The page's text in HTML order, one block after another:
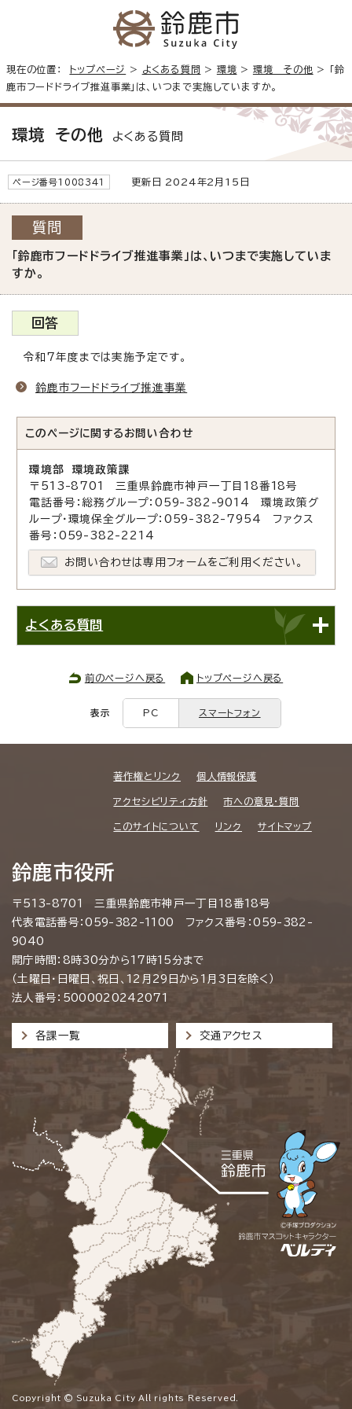
現在の位置： トップページ > よくある質問 > 環境 > 環境 その他 > 「鈴
鹿市フードドライブ推進事業」は、いつまで実施していますか。
環境 その他 よくある質問
ページ番号1008341 更新日 2024年2月15日
質問
「鈴鹿市フードドライブ推進事業」は、いつまで実施していま
すか。
回答
令和7年度までは実施予定です。
鈴鹿市フードドライブ推進事業
このページに関する お問い合わせ
環境部 環境政策課
〒513-8701 三重県鈴鹿市神戸一丁目18番18号
電話番号：総務グループ：059-382-9014 環境政策グ
ループ・環境保全グループ：059-382-7954 ファクス
番号：059-382-2214
お問い合わせは専用フォームをご利用ください。
よくある質問
前のページへ戻る トップページへ戻る
表示 PC スマートフォン
著作権とリンク 個人情報保護
アクセシビリティ方針 市への意見・質問
このサイトについて リンク サイトマップ
鈴鹿市役所
〒513-8701 三重県鈴鹿市神戸一丁目18番18号
代表電話番号：059-382-1100 ファクス番号：059-382-
9040
開庁時間：8時30分から17時15分まで
（土曜日・日曜日、祝日、12月29日から1月3日を除く）
法人番号：5000020242071
各課一覧 交通アクセス
Copyright © Suzuka City All rights Reserved.